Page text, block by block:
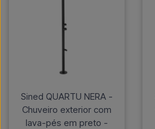
Sined QUARTU NERA -
Chuveiro exterior com
lava-pés em preto -